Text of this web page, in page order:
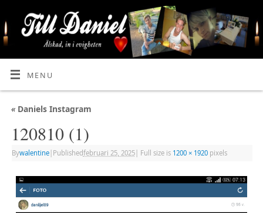
MENU
«Daniels Instagram
120810 (1)
Bywalentine| Publishedfebruari 25, 2025| Full size is 1200 × 1920pixels